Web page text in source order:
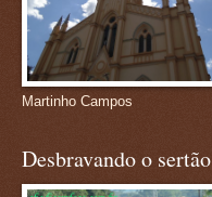
Martinho Campos
Desbravando o sertão